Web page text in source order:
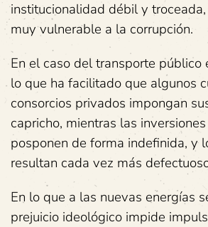
institucionalidad débil y
muy vulnerable a la corrupción.
En el caso del transporte público
lo que ha facilitado que algunos
consorcios privados impongan
capricho, mientras las
posponen de forma indefinida, y
resultan cada vez más
En lo que a las nuevas energías
prejuicio ideológico impide